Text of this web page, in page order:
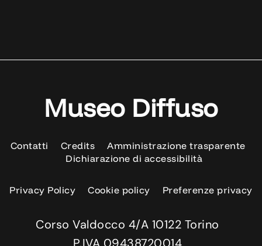
Museo Diffuso
Contatti Credits
Amministrazione trasparente
Dichiarazione di accessibilità
Privacy Policy Cookie policy Preferenze privacy
Corso Valdocco 4/A 10122 Torino
P.IVA 09438720014